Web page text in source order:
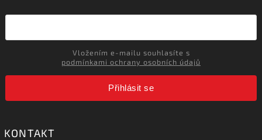
podmínkami ochrany osobních údajů
Přihlásit se
KONTAKT